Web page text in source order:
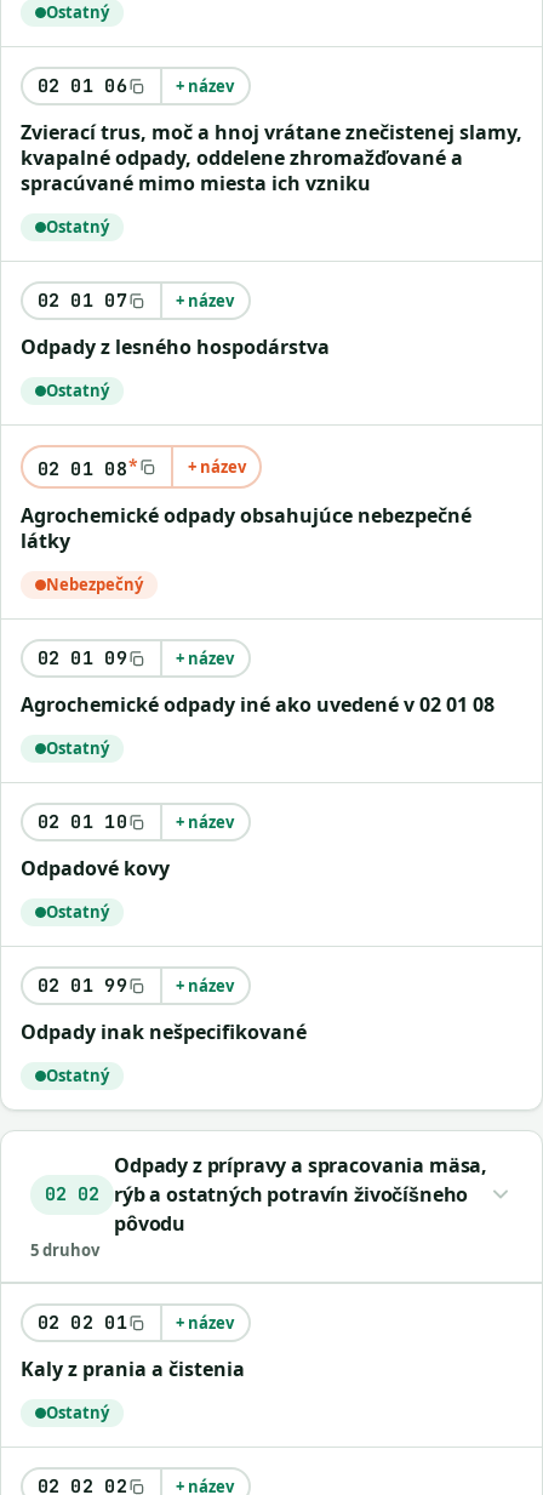
Ostatný
02 01 06 + název
zvierací trus, moč a hnoj vrátane znečistenej slamy,
kvapalné odpady, oddelene zhromažďované a
spracúvané mimo miesta ich vzniku
Ostatný
02 01 07 + název
odpady z lesného hospodárstva
Ostatný
02 01 08* + název
agrochemické odpady obsahujúce nebezpečné
látky
Nebezpečný
02 01 09 + název
agrochemické odpady iné ako uvedené v 02 01 08
Ostatný
02 01 10 + název
odpadové kovy
Ostatný
02 01 99 + název
odpady inak nešpecifikované
Ostatný
02 02
Odpady z prípravy a spracovania mäsa,
rýb a ostatných potravín živočíšneho
pôvodu
5 druhov
02 02 01 + název
kaly z prania a čistenia
Ostatný
02 02 02 + název